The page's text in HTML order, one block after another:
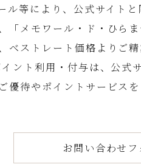
ル等により、公式サイト
「メモワール・ド・ひら
ベストレート価格よりご
ント利用・付与は、公式
優待やポイントサービス
お問い合わせフ